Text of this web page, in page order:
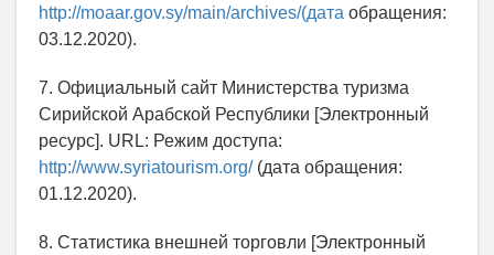
http://moaar.gov.sy/main/archives/(дата обращения:
03.12.2020).
7. Официальный сайт Министерства туризма
Сирийской Арабской Республики [Электронный
ресурс]. URL: Режим доступа:
http://www.syriatourism.org/(дата обращения:
01.12.2020).
8. Статистика внешней торговли [Электронный